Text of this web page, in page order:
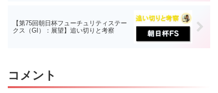
【第75回朝日杯フューチュリティステー
クス（GI）：展望】追い切りと考察
コメント